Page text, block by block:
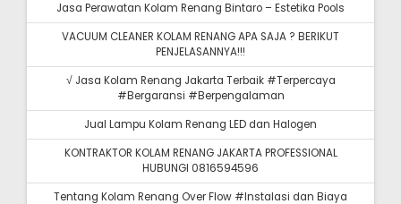
Jasa Perawatan Kolam Renang Bintaro – Estetika Pools
VACUUM CLEANER KOLAM RENANG APA SAJA ? BERIKUT
PENJELASANNYA!!!
√ Jasa Kolam Renang Jakarta Terbaik #Terpercaya
#Bergaransi #Berpengalaman
Jual Lampu Kolam Renang LED dan Halogen
KONTRAKTOR KOLAM RENANG JAKARTA PROFESSIONAL
HUBUNGI 0816594596
Tentang Kolam Renang Over Flow #Instalasi dan Biaya